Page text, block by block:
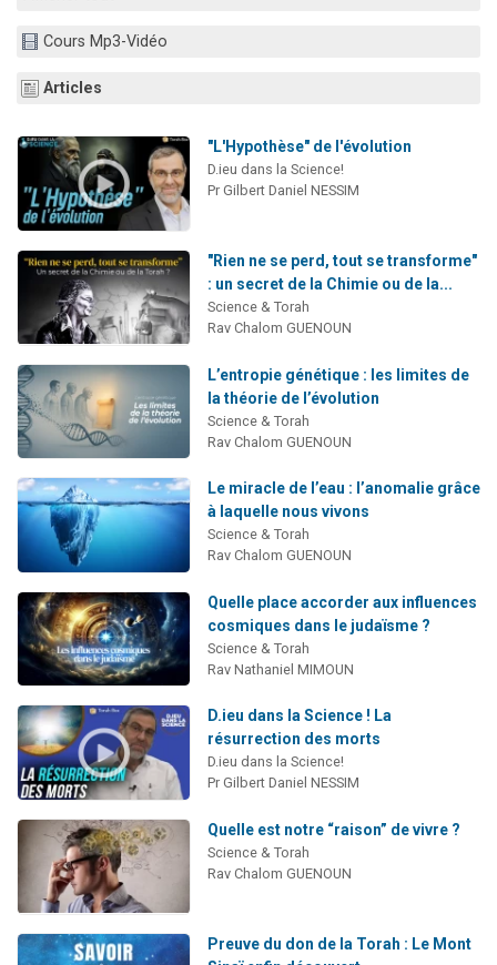
Cours Mp3-Vidéo
Articles
"L'Hypothèse" de l'évolution
D.ieu dans la Science!
Pr Gilbert Daniel NESSIM
"Rien ne se perd, tout se transforme"
: un secret de la Chimie ou de la...
Science & Torah
Rav Chalom GUENOUN
L’entropie génétique : les limites de
la théorie de l’évolution
Science & Torah
Rav Chalom GUENOUN
Le miracle de l’eau : l’anomalie grâce
à laquelle nous vivons
Science & Torah
Rav Chalom GUENOUN
Quelle place accorder aux influences
cosmiques dans le judaïsme ?
Science & Torah
Rav Nathaniel MIMOUN
D.ieu dans la Science ! La
résurrection des morts
D.ieu dans la Science!
Pr Gilbert Daniel NESSIM
Quelle est notre “raison” de vivre ?
Science & Torah
Rav Chalom GUENOUN
Preuve du don de la Torah : Le Mont